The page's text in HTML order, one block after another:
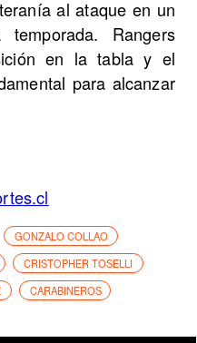
al ataque en un
Rangers
en la tabla y el
para alcanzar
GONZALO COLLAO
CRISTOPHER TOSELLI
CARABINEROS